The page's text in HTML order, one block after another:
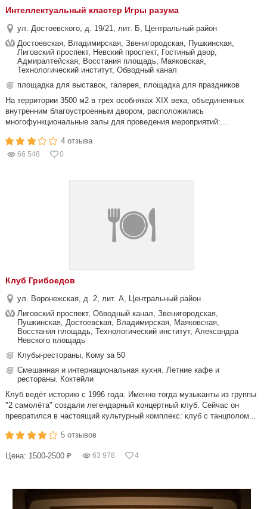
Интеллектуальный кластер Игры разума
ул. Достоевского, д. 19/21, лит. Б, Центральный район
Достоевская, Владимирская, Звенигородская, Пушкинская,
Лиговский проспект, Невский проспект, Гостиный двор,
Адмиралтейская, Восстания площадь, Маяковская,
Технологический институт, Обводный канал
площадка для выставок, галерея, площадка для праздников
На территории 3500 м2 в трех особняках XIX века, объединенных
внутренним благоустроенным двором, расположились
многофункциональные залы для проведения мероприятий:...
4 отзыва
66 548 0
Клуб Грибоедов
ул. Воронежская, д. 2, лит. А, Центральный район
Лиговский проспект, Обводный канал, Звенигородская,
Пушкинская, Достоевская, Владимирская, Маяковская,
Восстания площадь, Технологический институт, Александра
Невского площадь
Клубы-рестораны, Кому за 50
Смешанная и интернациональная кухня. Летние кафе и
рестораны. Коктейли
Клуб ведёт историю с 1996 года. Именно тогда музыканты из группы
"2 самолёта" создали легендарный концертный клуб. Сейчас он
превратился в настоящий культурный комплекс: клуб с танцполом...
5 отзывов
Цена: 1500-2500 ₽ 63 978 4